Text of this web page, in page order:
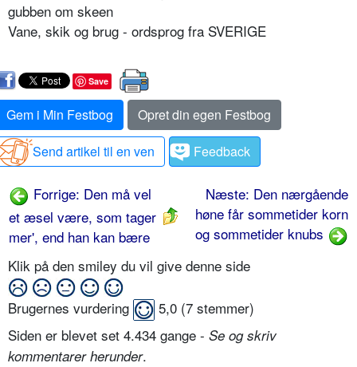
gubben om skeen
Vane, skik og brug - ordsprog fra SVERIGE
Save
Gem i Min Festbog
Opret din egen Festbog
Send artikel til en ven
Feedback
Forrige: Den må vel
et æsel være, som tager
mer', end han kan bære
Næste: Den nærgående
høne får sommetider korn
og sommetider knubs
Klik på den smiley du vil give denne side
Brugernes vurdering 5,0 (7 stemmer)
Siden er blevet set 4.434 gange - Se og skriv
kommentarer herunder.